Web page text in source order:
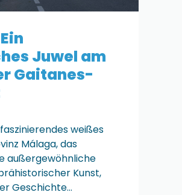
Juwel am
Gaitanes-
weißes
Málaga, das
außergewöhnliche
Kunst,
Geschichte…